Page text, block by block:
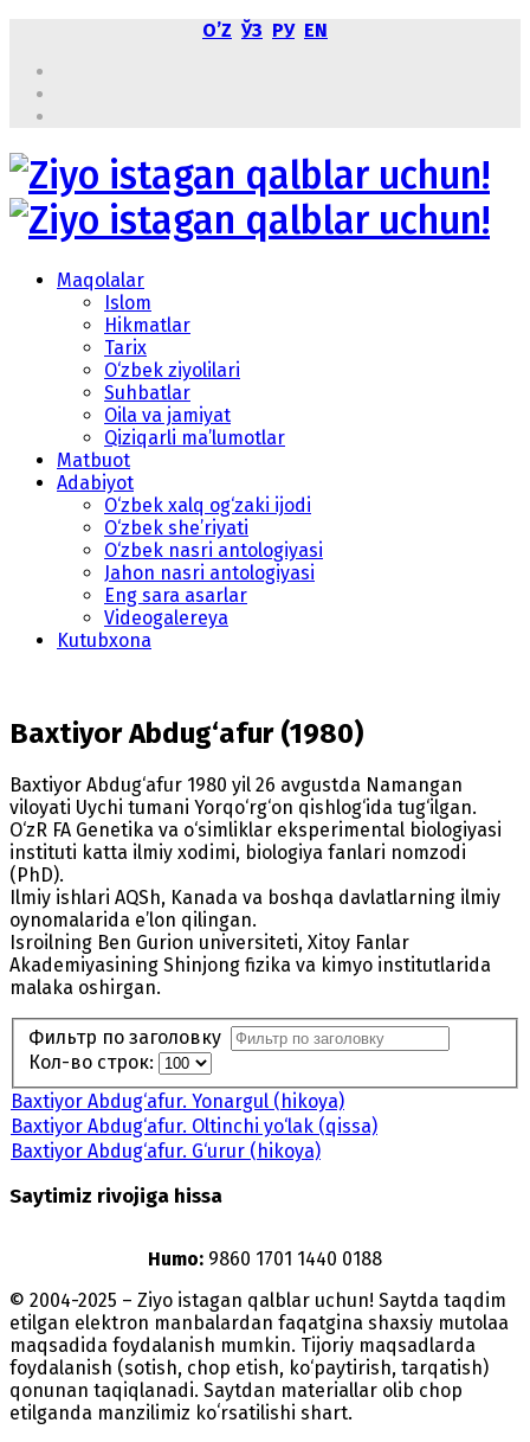
OʼZ ЎЗ РУ EN
Maqolalar
Islom
Hikmatlar
Tarix
O‘zbek ziyolilari
Suhbatlar
Oila va jamiyat
Qiziqarli ma’lumotlar
Matbuot
Adabiyot
O‘zbek xalq og‘zaki ijodi
O‘zbek she’riyati
O‘zbek nasri antologiyasi
Jahon nasri antologiyasi
Eng sara asarlar
Videogalereya
Kutubxona
Baxtiyor Abdug‘afur (1980)
Baxtiyor Abdug‘afur 1980 yil 26 avgustda Namangan
viloyati Uychi tumani Yorqo‘rg‘on qishlog‘ida tug‘ilgan.
O‘zR FA Genetika va o‘simliklar eksperimental biologiyasi
instituti katta ilmiy xodimi, biologiya fanlari nomzodi
(PhD).
Ilmiy ishlari AQSh, Kanada va boshqa davlatlarning ilmiy
oynomalarida e’lon qilingan.
Isroilning Ben Gurion universiteti, Xitoy Fanlar
Akademiyasining Shinjong fizika va kimyo institutlarida
malaka oshirgan.
Фильтр по заголовку
Кол-во строк:
Baxtiyor Abdug‘afur. Yonargul (hikoya)
Baxtiyor Abdug‘afur. Oltinchi yo‘lak (qissa)
Baxtiyor Abdug‘afur. G‘urur (hikoya)
Saytimiz rivojiga hissa
Humo: 9860 1701 1440 0188
© 2004-2025 – Ziyo istagan qalblar uchun! Saytda taqdim
etilgan elektron manbalardan faqatgina shaxsiy mutolaa
maqsadida foydalanish mumkin. Tijoriy maqsadlarda
foydalanish (sotish, chop etish, ko‘paytirish, tarqatish)
qonunan taqiqlanadi. Saytdan materiallar olib chop
etilganda manzilimiz koʻrsatilishi shart.